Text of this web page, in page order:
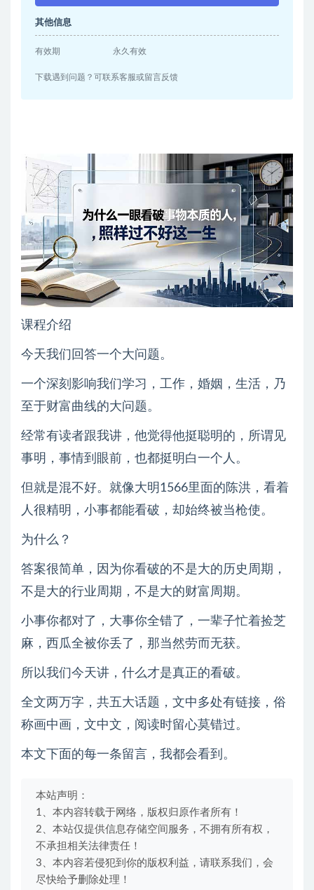
其他信息
有效期 永久有效
下载遇到问题？可联系客服或留言反馈
课程介绍
今天我们回答一个大问题。
一个深刻影响我们学习，工作，婚姻，生活，乃
至于财富曲线的大问题。
经常有读者跟我讲，他觉得他挺聪明的，所谓见
事明，事情到眼前，也都挺明白一个人。
但就是混不好。就像大明1566里面的陈洪，看着
人很精明，小事都能看破，却始终被当枪使。
为什么？
答案很简单，因为你看破的不是大的历史周期，
不是大的行业周期，不是大的财富周期。
小事你都对了，大事你全错了，一辈子忙着捡芝
麻，西瓜全被你丢了，那当然劳而无获。
所以我们今天讲，什么才是真正的看破。
全文两万字，共五大话题，文中多处有链接，俗
称画中画，文中文，阅读时留心莫错过。
本文下面的每一条留言，我都会看到。
本站声明：
1、本内容转载于网络，版权归原作者所有！
2、本站仅提供信息存储空间服务，不拥有所有权，
不承担相关法律责任！
3、本内容若侵犯到你的版权利益，请联系我们，会
尽快给予删除处理！